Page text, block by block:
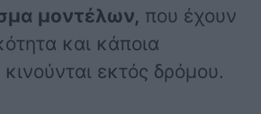
μοντέλων, που έχουν
και κάποια
εκτός δρόμου.